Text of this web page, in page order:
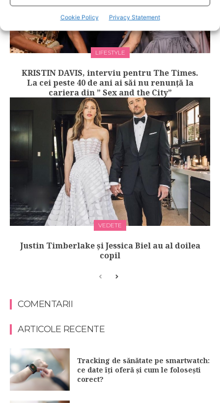
Cookie Policy Privacy Statement
LIFESTYLE
KRISTIN DAVIS, interviu pentru The Times.
La cei peste 40 de ani ai săi nu renunță la
cariera din ” Sex and the City”
VEDETE
Justin Timberlake și Jessica Biel au al doilea
copil
COMENTARII
ARTICOLE RECENTE
Tracking de sănătate pe smartwatch:
ce date îți oferă și cum le folosești
corect?